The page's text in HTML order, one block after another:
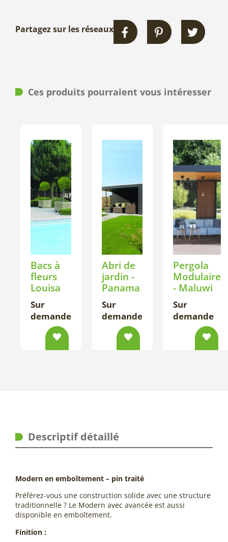
Partagez sur les réseaux
Ces produits pourraient vous intéresser
Bacs à
fleurs
Louisa
Sur
demande
Abri de
jardin -
Panama
Sur
demande
Pergola
Modulaire
- Maluwi
Sur
demande
Descriptif détaillé
Modern en emboîtement – pin traité
Préférez-vous une construction solide avec une structure
traditionnelle ? Le Modern avec avancée est aussi
disponible en emboîtement.
Finition :